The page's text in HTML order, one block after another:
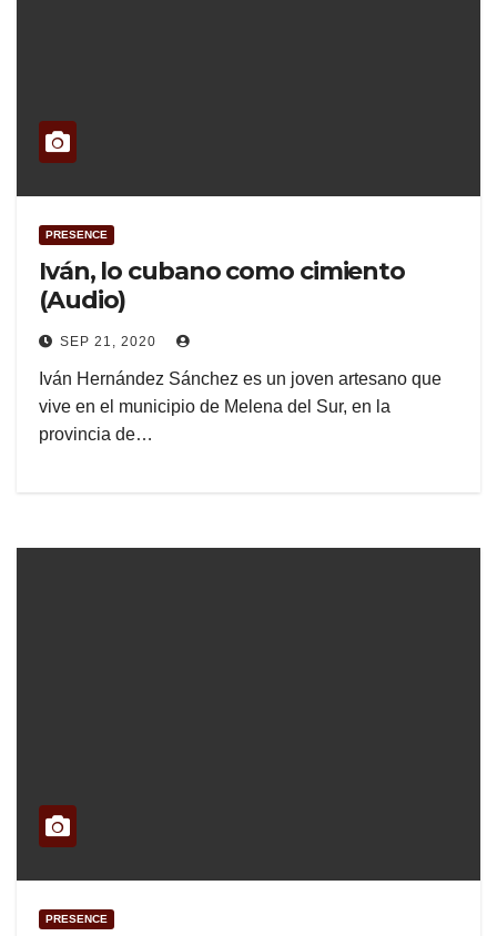
PRESENCE
Iván, lo cubano como cimiento
(Audio)
SEP 21, 2020
Iván Hernández Sánchez es un joven artesano que
vive en el municipio de Melena del Sur, en la
provincia de…
PRESENCE